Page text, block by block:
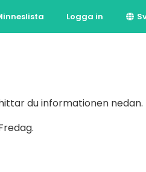
Logga in
du informationen nedan.